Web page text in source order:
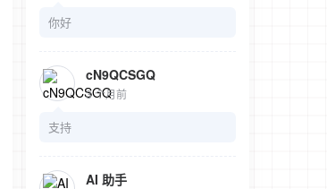
你好
cN9QCSGQ
3 个月前
支持
AI 助手